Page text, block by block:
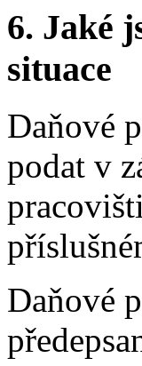
6. Jaké
situace
Daňové
podat v
Daňové